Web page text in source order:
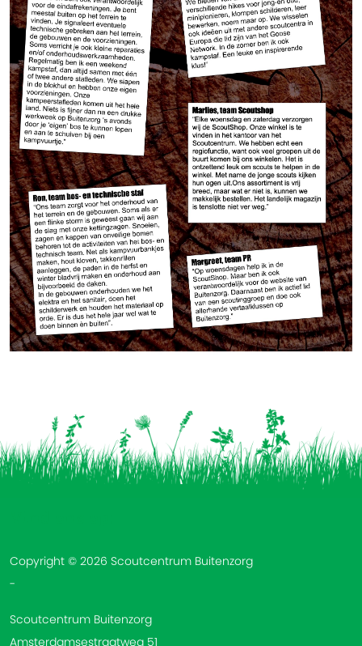
Copyright © 2026 Scoutcentrum Buitenzorg
-
Scoutcentrum Buitenzorg
Amsterdamsestraatweg 51